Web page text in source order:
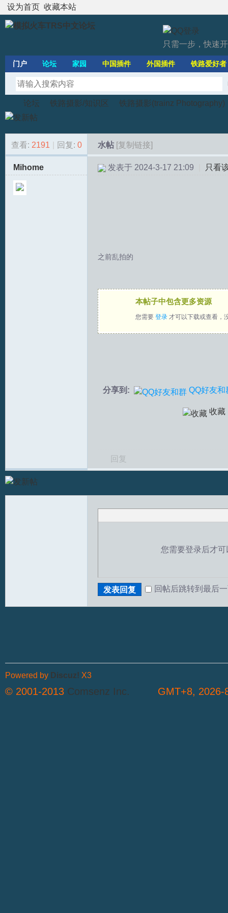
设为首页 收藏本站
只需一步，快速
门户 论坛 家园 中国插件 外国插件 铁路爱好者
模»
论坛
›
铁路摄影/知识区
›
铁路摄影(trainz Photography)
查看: 2191 回复: 0 水帖 [复制链接]
Mihome 发表于 2024-3-17 21:09 只看
之前乱拍的
本帖子中包含更多资源
您需要 登录 才可以下载或查看，
分享到: QQ好友和
收藏
回复
您需要登录后才
发表回复 回帖后跳转到最后
GMT+8, 2026-
Powered by Discuz! X3
© 2001-2013 Comsenz Inc.